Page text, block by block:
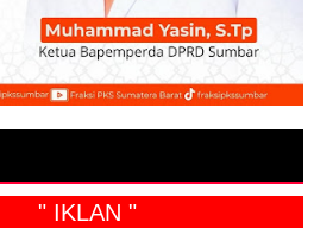
" IKLAN "